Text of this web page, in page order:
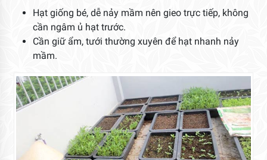
Hạt giống bé, dễ nảy mầm nên gieo trực tiếp, không
cần ngâm ủ hạt trước.
Cần giữ ẩm, tưới thường xuyên để hạt nhanh nảy
mầm.